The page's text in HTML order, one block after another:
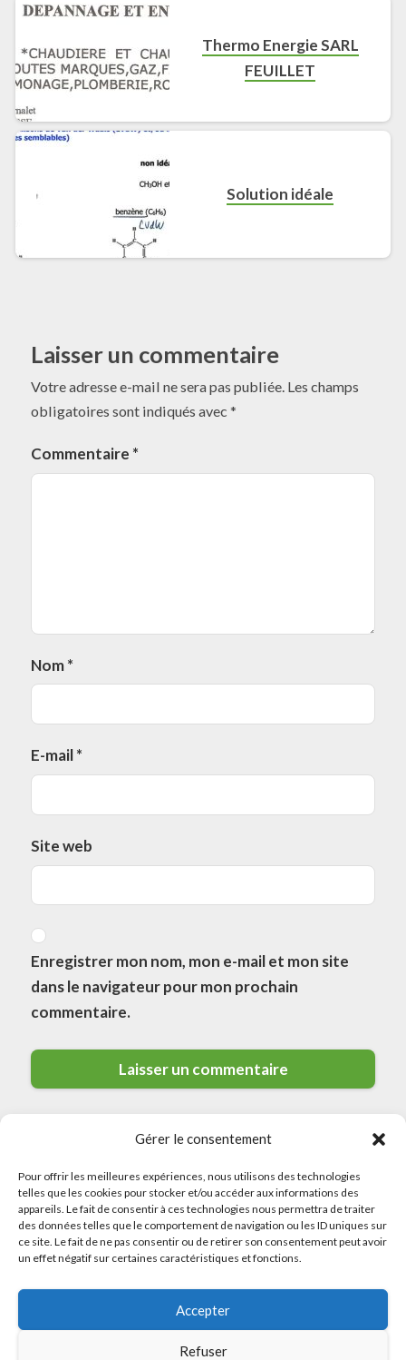
Gérer le consentement
Pour offrir les meilleures expériences, nous utilisons des technologies
telles que les cookies pour stocker et/ou accéder aux informations des
appareils. Le fait de consentir à ces technologies nous permettra de traiter
des données telles que le comportement de navigation ou les ID uniques sur
ce site. Le fait de ne pas consentir ou de retirer son consentement peut avoir
un effet négatif sur certaines caractéristiques et fonctions.
Accepter
Refuser
Thermo Energie SARL
FEUILLET
Solution idéale
Laisser un commentaire
Votre adresse e-mail ne sera pas publiée. Les champs
obligatoires sont indiqués avec *
Commentaire *
Nom*
E-mail*
Site web
Enregistrer mon nom, mon e-mail et mon site
dans le navigateur pour mon prochain
commentaire.
© 2026 Meilleurs Plombiers · All rights reserved
Mentions Légales
Politique de Cookies